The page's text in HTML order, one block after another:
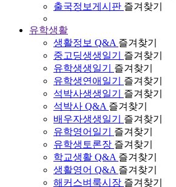
출국정보게시판 즐겨찾기
유학생활
생활정보 Q&A 즐겨찾기
중고딩생생일기
즐겨찾기
유학생생일기
즐겨찾기
유학생연애일기
즐겨찾기
석박사생생일기
즐겨찾기
석박사 Q&A 즐겨찾기
배우자생생일기
즐겨찾기
유학영어일기
즐겨찾기
유학생토론장 즐겨찾기
학교생활 Q&A 즐겨찾기
생활영어 Q&A 즐겨찾기
해커스벼룩시장 즐겨찾기